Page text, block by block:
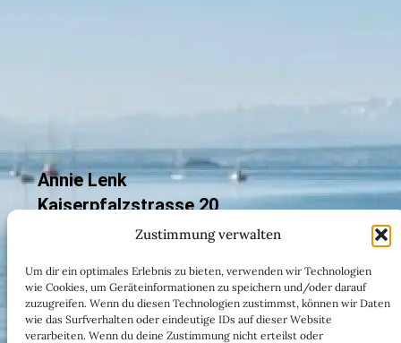
Zustimmung verwalten
Um dir ein optimales Erlebnis zu bieten, verwenden wir Technologien
wie Cookies, um Geräteinformationen zu speichern und/oder darauf
zuzugreifen. Wenn du diesen Technologien zustimmst, können wir Daten
wie das Surfverhalten oder eindeutige IDs auf dieser Website
verarbeiten. Wenn du deine Zustimmung nicht erteilst oder
Annie Lenk
Kaiserpfalzstrasse 20
78351 Bodman-Ludwigshafen
E-Mail:
info@butterfahrtnachbodman.de